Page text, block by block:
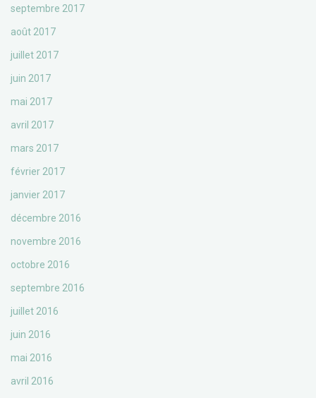
septembre 2017
août 2017
juillet 2017
juin 2017
mai 2017
avril 2017
mars 2017
février 2017
janvier 2017
décembre 2016
novembre 2016
octobre 2016
septembre 2016
juillet 2016
juin 2016
mai 2016
avril 2016